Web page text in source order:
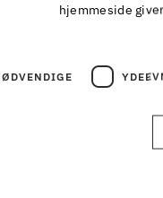
rækkevidde
hjemmeside